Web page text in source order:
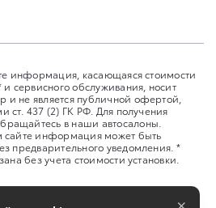
информация, касающаяся стоимости
сервисного обслуживания, носит
не является публичной офертой,
ст. 437 (2) ГК РФ. Для получения
в наши автосалоны.
сайте информация может быть
предварительного уведомления. *
без учета стоимости установки.